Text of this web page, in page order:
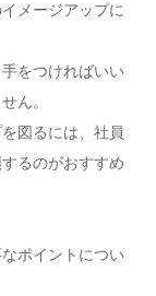
メージアップに
をつければいい
ん。
図るには、社員
るのがおすすめ
ポイントについ